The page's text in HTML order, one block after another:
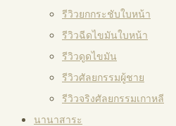
รีวิวยกกระชับใบหน้า
รีวิวฉีดไขมันใบหน้า
รีวิวดูดไขมัน
รีวิวศัลยกรรมผู้ชาย
รีวิวจริงศัลยกรรมเกาหลี
นานาสาระ